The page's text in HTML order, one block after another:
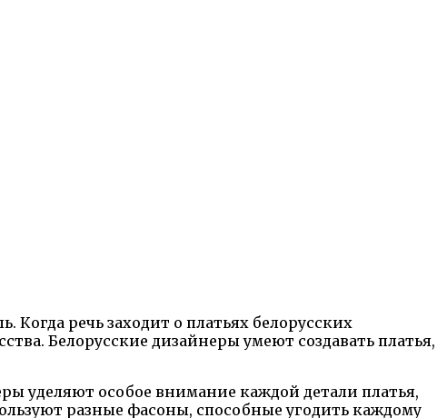
Когда речь заходит о платьях белорусских
Белорусские дизайнеры умеют создавать платья,
уделяют особое внимание каждой детали платья,
разные фасоны, способные угодить каждому